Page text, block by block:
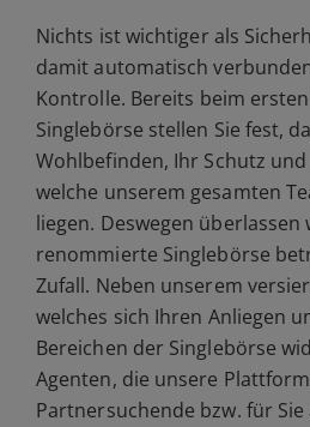
Nichts ist wichtiger als
damit automatisch
Kontrolle. Bereits beim
Singlebörse stellen Sie fest,
Wohlbefinden, Ihr Schutz
welche unserem gesamten
liegen. Deswegen überlassen
renommierte Singlebörse
Zufall. Neben unserem
welches sich Ihren Anliegen
Bereichen der Singlebörse
Agenten, die unsere
Partnersuchende bzw. für Sie